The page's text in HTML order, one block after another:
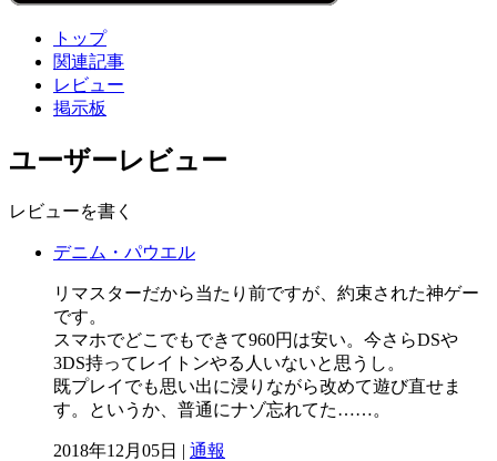
トップ
関連記事
レビュー
掲示板
ユーザーレビュー
レビューを書く
デニム・パウエル
リマスターだから当たり前ですが、約束された神ゲー
です。
スマホでどこでもできて960円は安い。今さらDSや
3DS持ってレイトンやる人いないと思うし。
既プレイでも思い出に浸りながら改めて遊び直せま
す。というか、普通にナゾ忘れてた……。
2018年12月05日 | 通報